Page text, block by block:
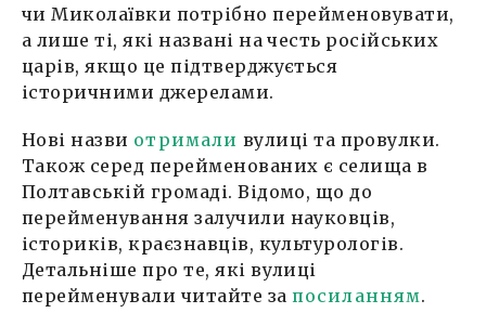
чи Миколаївки потрібно перейменовувати,
а лише ті, які названі на честь російських
царів, якщо це підтверджується
історичними джерелами.
Нові назви отримали вулиці та провулки.
Також серед перейменованих є селища в
Полтавській громаді. Відомо, що до
перейменування залучили науковців,
істориків, краєзнавців, культурологів.
Детальніше про те, які вулиці
перейменували читайте за посиланням.